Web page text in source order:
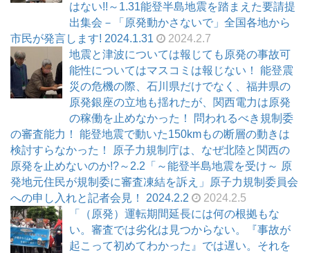
はない!!～1.31能登半島地震を踏まえた要請提
出集会－「原発動かさないで」全国各地から
市民が発言します! 2024.1.31
2024.2.7
地震と津波については報じても原発の事故可
能性についてはマスコミは報じない！ 能登震
災の危機の際、石川県だけでなく、福井県の
原発銀座の立地も揺れたが、関西電力は原発
の稼働を止めなかった！ 問われるべき規制委
の審査能力！ 能登地震で動いた150kmもの断層の動きは
検討すらなかった！ 原子力規制庁は、なぜ北陸と関西の
原発を止めないのか!?～2.2「～能登半島地震を受け～ 原
発地元住民が規制委に審査凍結を訴え」原子力規制委員会
への申し入れと記者会見！ 2024.2.2
2024.2.5
「（原発）運転期間延長には何の根拠もな
い。審査では劣化は見つからない。『事故が
起こって初めてわかった』では遅い。それを